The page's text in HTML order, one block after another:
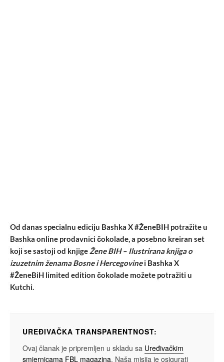
Od danas specialnu ediciju Bashka X #ŽeneBIH potražite u
Bashka online prodavnici čokolade, a posebno kreiran set
koji se sastoji od knjige Žene BIH – Ilustrirana knjiga o
izuzetnim ženama Bosne i Hercegovinei Bashka X
#ŽeneBiH limited edition čokolade možete potražiti u
Kutchi.
UREĐIVAČKA TRANSPARENTNOST:
Ovaj članak je pripremljen u skladu sa Uređivačkim
smjernicama FBL magazina. Naša misija je osigurati